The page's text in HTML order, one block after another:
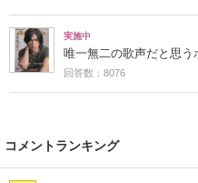
実施中
唯一無二の歌声だと思う
回答数：8076
コメントランキング